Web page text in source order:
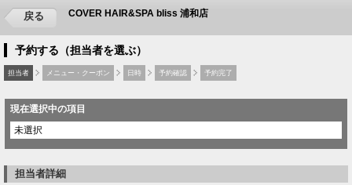
戻る COVER HAIR&SPA bliss 浦和店
予約する（担当者を選ぶ）
担当者 メニュー・クーポン 日時 予約確認 予約完了
現在選択中の項目
未選択
担当者詳細